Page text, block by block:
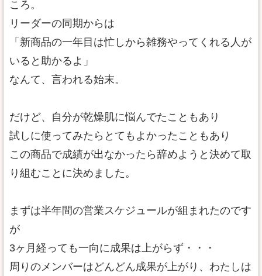
ころ。
リーダーの同期からは
「新商品の一年目は忙しから雑務やってくれる人が
いると助かるよ」
なんて、言われる始末。
だけど、自分が乾燥肌に悩んでたこともあり
試しに使ってみたらとてもよかったこともあり
この商品で成績が出なかったら辞めようと決めて取
り組むことに決めました。
まずは半年間の営業スケジュールが組まれたのです
が
3ヶ月経っても一向に成果は上がらず・・・
周りのメンバーはどんどん成果が上がり、わたしは